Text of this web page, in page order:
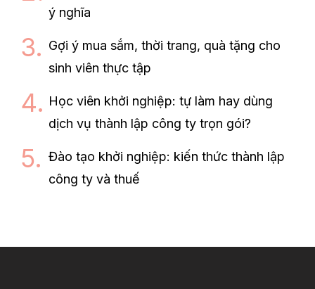
ý nghĩa
Gợi ý mua sắm, thời trang, quà tặng cho
sinh viên thực tập
Học viên khởi nghiệp: tự làm hay dùng
dịch vụ thành lập công ty trọn gói?
Đào tạo khởi nghiệp: kiến thức thành lập
công ty và thuế